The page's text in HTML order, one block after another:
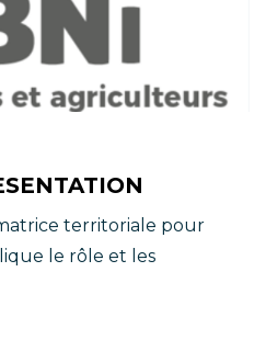
territoriale pour
le rôle et les